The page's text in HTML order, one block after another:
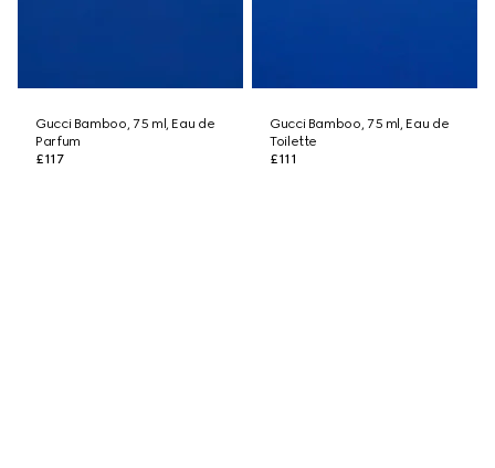
Gucci Bamboo, 75 ml, Eau de
Parfum
£117
Gucci Bamboo, 75 ml, Eau de
Toilette
£111